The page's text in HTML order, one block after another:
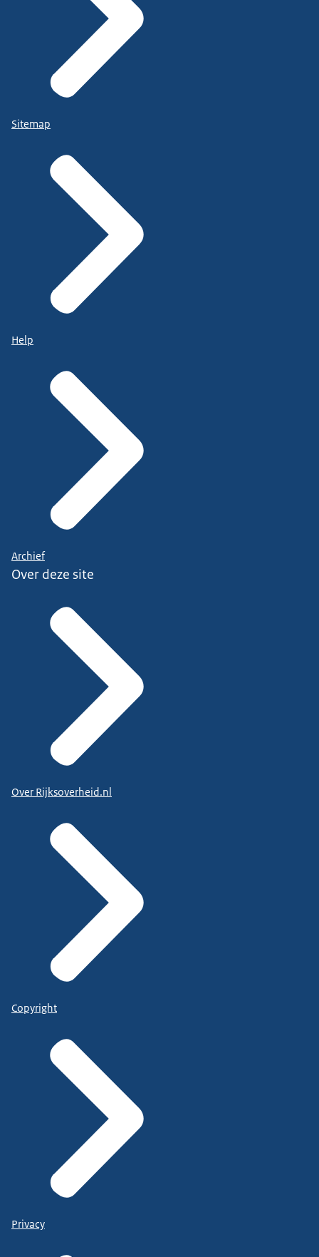
Sitemap
Help
Archief
Over deze site
Over Rijksoverheid.nl
Copyright
Privacy